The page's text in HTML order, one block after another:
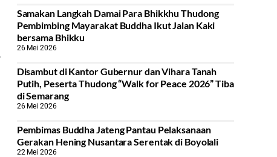
Samakan Langkah Damai Para Bhikkhu Thudong
Pembimbing Mayarakat Buddha Ikut Jalan Kaki
bersama Bhikku
26 Mei 2026
Disambut di Kantor Gubernur dan Vihara Tanah
Putih, Peserta Thudong “Walk for Peace 2026” Tiba
di Semarang
26 Mei 2026
‎Pembimas Buddha Jateng Pantau Pelaksanaan
Gerakan Hening Nusantara Serentak di Boyolali
22 Mei 2026